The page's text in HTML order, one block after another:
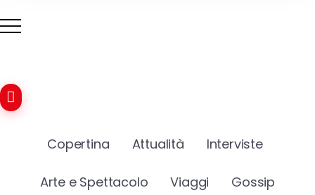
Copertina Attualità Interviste
Arte e Spettacolo Viaggi Gossip